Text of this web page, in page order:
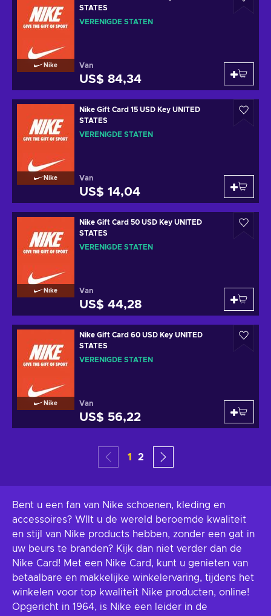
Nike
STATES
VERENIGDE STATEN
Van
US$ 84,34
Nike
Nike Gift Card 15 USD Key UNITED
STATES
VERENIGDE STATEN
Van
US$ 14,04
Nike
Nike Gift Card 50 USD Key UNITED
STATES
VERENIGDE STATEN
Van
US$ 44,28
Nike
Nike Gift Card 60 USD Key UNITED
STATES
VERENIGDE STATEN
Van
US$ 56,22
1 2
Bent u een fan van Nike schoenen, kleding en
accessoires? WIlt u de wereld beroemde kwaliteit
en stijl van Nike products hebben, zonder een gat in
uw beurs te branden? Kijk dan niet verder dan de
Nike Card! Met een Nike Card, kunt u genieten van
betaalbare en makkelijke winkelervaring, tijdens het
winkelen voor top kwaliteit Nike producten, online!
Opgericht in 1964, is Nike een leider in de